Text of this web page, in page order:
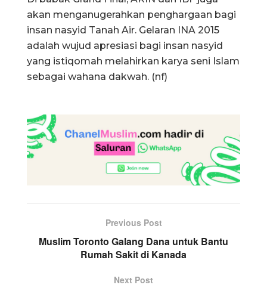
akan menganugerahkan penghargaan bagi
insan nasyid Tanah Air. Gelaran INA 2015
adalah wujud apresiasi bagi insan nasyid
yang istiqomah melahirkan karya seni Islam
sebagai wahana dakwah. (nf)
Previous Post
Muslim Toronto Galang Dana untuk Bantu
Rumah Sakit di Kanada
Next Post